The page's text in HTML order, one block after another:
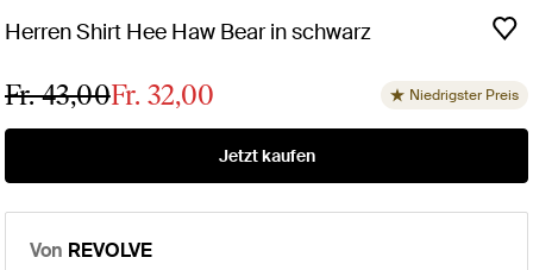
Herren Shirt Hee Haw Bear in schwarz
Fr. 43,00Fr. 32,00 Niedrigster Preis
Jetzt kaufen
Von REVOLVE